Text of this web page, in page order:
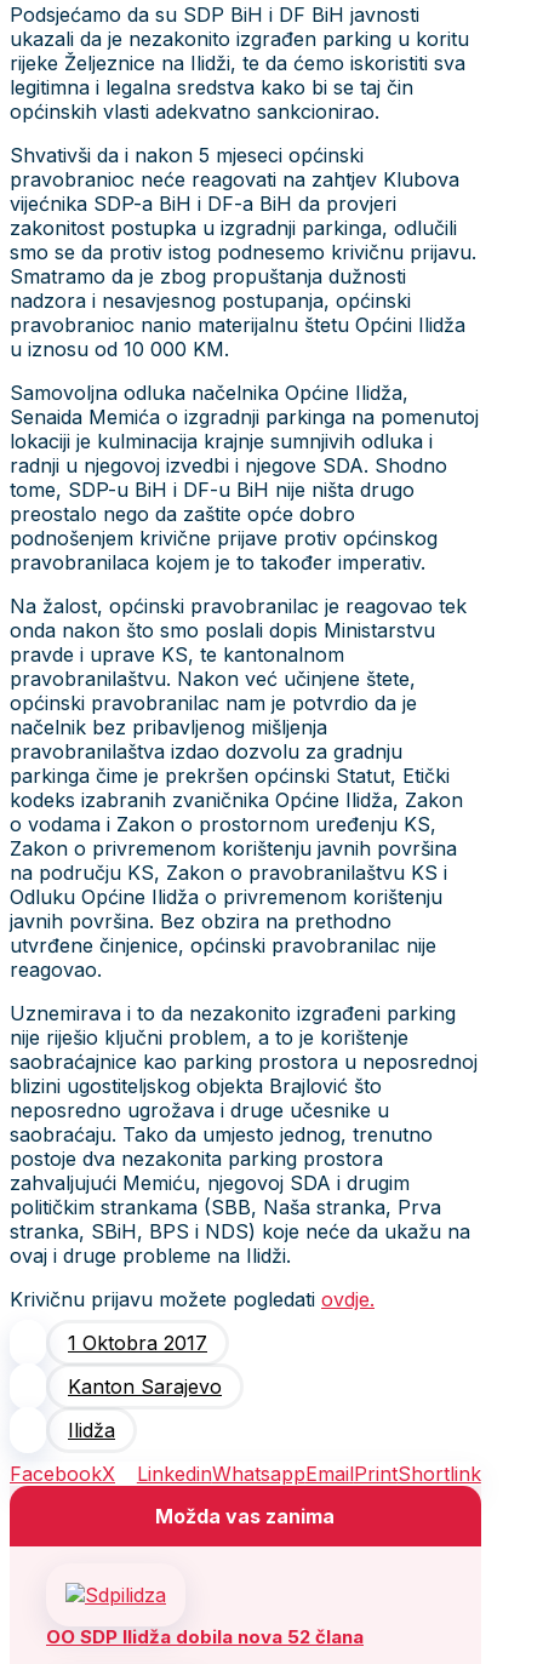
Podsjećamo da su SDP BiH i DF BiH javnosti
ukazali da je nezakonito izgrađen parking u koritu
rijeke Željeznice na Ilidži, te da ćemo iskoristiti sva
legitimna i legalna sredstva kako bi se taj čin
općinskih vlasti adekvatno sankcionirao.
Shvativši da i nakon 5 mjeseci općinski
pravobranioc neće reagovati na zahtjev Klubova
vijećnika SDP-a BiH i DF-a BiH da provjeri
zakonitost postupka u izgradnji parkinga, odlučili
smo se da protiv istog podnesemo krivičnu prijavu.
Smatramo da je zbog propuštanja dužnosti
nadzora i nesavjesnog postupanja, općinski
pravobranioc nanio materijalnu štetu Općini Ilidža
u iznosu od 10 000 KM.
Samovoljna odluka načelnika Općine Ilidža,
Senaida Memića o izgradnji parkinga na pomenutoj
lokaciji je kulminacija krajnje sumnjivih odluka i
radnji u njegovoj izvedbi i njegove SDA. Shodno
tome, SDP-u BiH i DF-u BiH nije ništa drugo
preostalo nego da zaštite opće dobro
podnošenjem krivične prijave protiv općinskog
pravobranilaca kojem je to također imperativ.
Na žalost, općinski pravobranilac je reagovao tek
onda nakon što smo poslali dopis Ministarstvu
pravde i uprave KS, te kantonalnom
pravobranilaštvu. Nakon već učinjene štete,
općinski pravobranilac nam je potvrdio da je
načelnik bez pribavljenog mišljenja
pravobranilaštva izdao dozvolu za gradnju
parkinga čime je prekršen općinski Statut, Etički
kodeks izabranih zvaničnika Općine Ilidža, Zakon
o vodama i Zakon o prostornom uređenju KS,
Zakon o privremenom korištenju javnih površina
na području KS, Zakon o pravobranilaštvu KS i
Odluku Općine Ilidža o privremenom korištenju
javnih površina. Bez obzira na prethodno
utvrđene činjenice, općinski pravobranilac nije
reagovao.
Uznemirava i to da nezakonito izgrađeni parking
nije riješio ključni problem, a to je korištenje
saobraćajnice kao parking prostora u neposrednoj
blizini ugostiteljskog objekta Brajlović što
neposredno ugrožava i druge učesnike u
saobraćaju. Tako da umjesto jednog, trenutno
postoje dva nezakonita parking prostora
zahvaljujući Memiću, njegovoj SDA i drugim
političkim strankama (SBB, Naša stranka, Prva
stranka, SBiH, BPS i NDS) koje neće da ukažu na
ovaj i druge probleme na Ilidži.
Krivičnu prijavu možete pogledati ovdje.
1 Oktobra 2017
Kanton Sarajevo
Ilidža
FacebookX LinkedinWhatsappEmailPrintShortlink
Možda vas zanima
OO SDP Ilidža dobila nova 52 člana